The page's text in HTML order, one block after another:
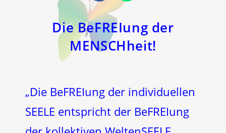
einem
neuen
Fenster
Die BeFREIung der
MENSCHheit!
„Die BeFREIung der individuellen
SEELE entspricht der BeFREIung